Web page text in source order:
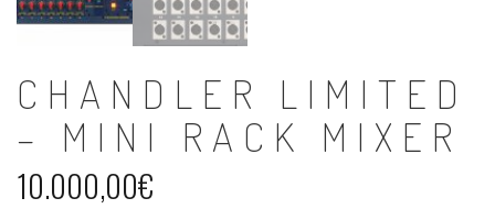
CHANDLER LIMITED
– MINI RACK MIXER
10.000,00€